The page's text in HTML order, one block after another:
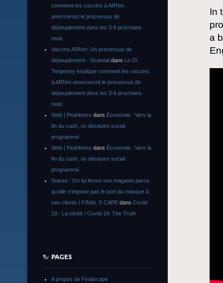
In
a
comment les vaccins à ARNm
amorceront le processus de
dépeuplement dans les 3-6 prochains
mois
Vaccins ARNm: Un processus de
dépeuplement - Scandal dans Le Dr
Tenpenny explique comment les vaccins
à ARNm amorceront le processus de
dépeuplement dans les 3-6 prochains
mois
Web | Pearltrees dans Économie : Vers la
fin du cash, un désastre social
programmé
Web | Pearltrees dans Économie : Vers la
fin du cash, un désastre social
programmé
Suisse : On lui ferme son magasin parce
qu’elle n’impose pas le port du masque à
ses clients | FINAL S CAPE dans Covid-
19 : La vérité / Covid-19: The Truth
PAGES
A propos de Finalscape